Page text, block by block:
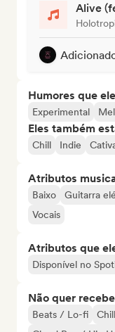
Alive
Humores que
Experimental
Eles também
Chill Indie
Atributos
Baixo Guitarra
Vocais
Atributos que
Disponível no
Não quer
Beats / Lo-fi